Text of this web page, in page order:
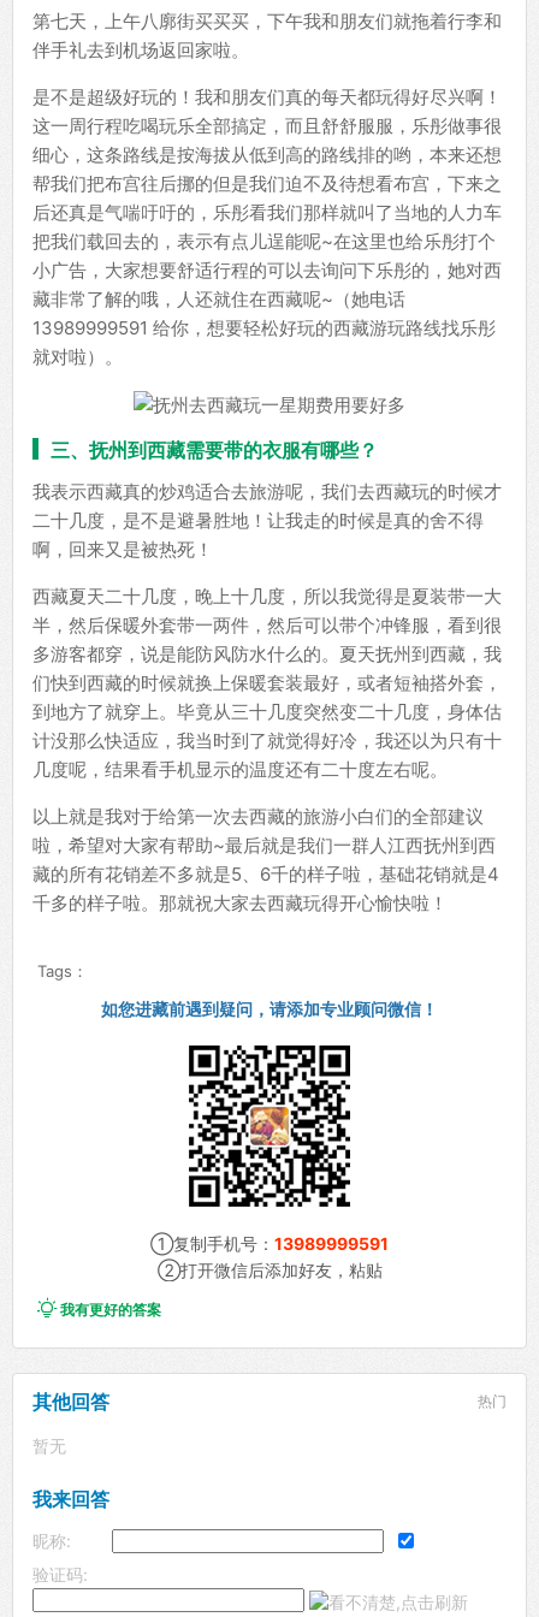
第七天，上午八廓街买买买，下午我和朋友们就拖着行李和
伴手礼去到机场返回家啦。
是不是超级好玩的！我和朋友们真的每天都玩得好尽兴啊！
这一周行程吃喝玩乐全部搞定，而且舒舒服服，乐彤做事很
细心，这条路线是按海拔从低到高的路线排的哟，本来还想
帮我们把布宫往后挪的但是我们迫不及待想看布宫，下来之
后还真是气喘吁吁的，乐彤看我们那样就叫了当地的人力车
把我们载回去的，表示有点儿逞能呢~在这里也给乐彤打个
小广告，大家想要舒适行程的可以去询问下乐彤的，她对西
藏非常了解的哦，人还就住在西藏呢~（她电话
13989999591 给你，想要轻松好玩的西藏游玩路线找乐彤
就对啦）。
三、抚州到西藏需要带的衣服有哪些？
我表示西藏真的炒鸡适合去旅游呢，我们去西藏玩的时候才
二十几度，是不是避暑胜地！让我走的时候是真的舍不得
啊，回来又是被热死！
西藏夏天二十几度，晚上十几度，所以我觉得是夏装带一大
半，然后保暖外套带一两件，然后可以带个冲锋服，看到很
多游客都穿，说是能防风防水什么的。夏天抚州到西藏，我
们快到西藏的时候就换上保暖套装最好，或者短袖搭外套，
到地方了就穿上。毕竟从三十几度突然变二十几度，身体估
计没那么快适应，我当时到了就觉得好冷，我还以为只有十
几度呢，结果看手机显示的温度还有二十度左右呢。
以上就是我对于给第一次去西藏的旅游小白们的全部建议
啦，希望对大家有帮助~最后就是我们一群人江西抚州到西
藏的所有花销差不多就是5、6千的样子啦，基础花销就是4
千多的样子啦。那就祝大家去西藏玩得开心愉快啦！
Tags：
如您进藏前遇到疑问，请添加专业顾问微信！
①复制手机号： 13989999591
②打开微信后添加好友，粘贴
我有更好的答案
其他回答 热门
暂无
我来回答
昵称:
验证码: